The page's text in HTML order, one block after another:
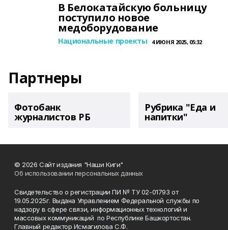
В Белокатайскую больницу
поступило новое
медоборудование
Национальные проекты 4 ИЮНЯ 2025, 05:32
Партнеры
Фотобанк
журналистов РБ
Рубрика "Еда и
напитки"
© 2026 Сайт издания "Наши Киги"
Об использовании персональных данных
Свидетельство о регистрации ПИ № ТУ 02-01793 от
19.05.2025г. Выдана Управлением Федеральной службы по
надзору в сфере связи, информационных технологий и
массовых коммуникаций по Республике Башкортостан.
Главный редактор Исмагилова С.Ф.